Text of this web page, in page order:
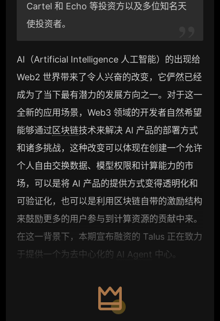
Cartel 和 Echo 等投资方以及多位知名天
使投资者。
AI（Artificial Intelligence 人工智能）的出现给
Web2 世界带来了令人兴奋的改变，它俨然已经
成为了当下最有潜力的发展方向之一。对于这一
全新的应用场景，Web3 领域的开发者自然希望
能够通过区块链技术来解决 AI 产品的部署方式
和诸多挑战，这种改变可以体现在创建一个允许
个人自由交换数据、模型权限和计算能力的市
场，可以是将 AI 产品的提供方式变得透明化和
可验证化，也可以是利用区块链自带的激励结构
来鼓励更多的用户参与到计算资源的贡献中来。
在这一背景下，本期宣布融资的 Talus 正在致力
于提供一个为去中心化的 AI Agent 中心。